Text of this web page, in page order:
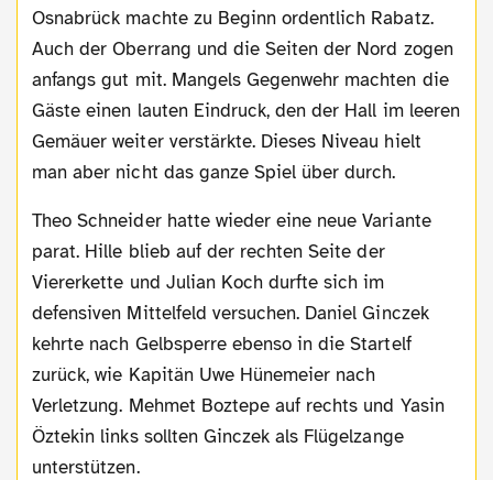
Osnabrück machte zu Beginn ordentlich Rabatz.
Auch der Oberrang und die Seiten der Nord zogen
anfangs gut mit. Mangels Gegenwehr machten die
Gäste einen lauten Eindruck, den der Hall im leeren
Gemäuer weiter verstärkte. Dieses Niveau hielt
man aber nicht das ganze Spiel über durch.
Theo Schneider hatte wieder eine neue Variante
parat. Hille blieb auf der rechten Seite der
Viererkette und Julian Koch durfte sich im
defensiven Mittelfeld versuchen. Daniel Ginczek
kehrte nach Gelbsperre ebenso in die Startelf
zurück, wie Kapitän Uwe Hünemeier nach
Verletzung. Mehmet Boztepe auf rechts und Yasin
Öztekin links sollten Ginczek als Flügelzange
unterstützen.